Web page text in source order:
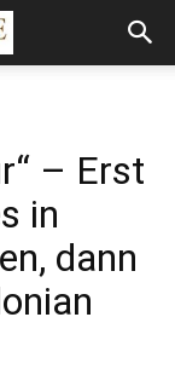
– Erst
in
dann